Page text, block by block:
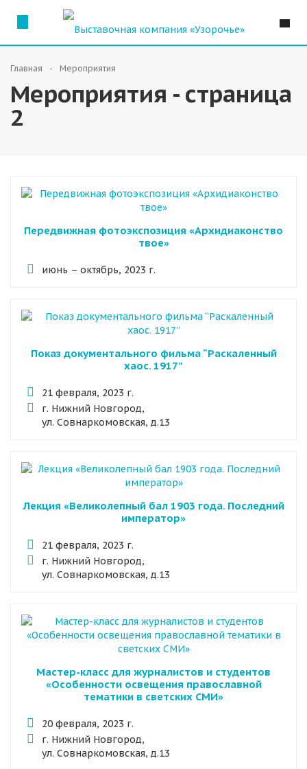
Главная Мероприятия
Мероприятия - страница
2
Передвижная фотоэкспозиция «Архидиаконство
твое»
июнь – октябрь, 2023 г.
Показ документального фильма “Раскаленный
хаос. 1917”
21 февраля, 2023 г.
г. Нижний Новгород,
ул. Совнаркомовская, д.13
Лекция «Великолепный бал 1903 года. Последний
император»
21 февраля, 2023 г.
г. Нижний Новгород,
ул. Совнаркомовская, д.13
Мастер-класс для журналистов и студентов
«Особенности освещения православной
тематики в светских СМИ»
20 февраля, 2023 г.
г. Нижний Новгород,
ул. Совнаркомовская, д.13